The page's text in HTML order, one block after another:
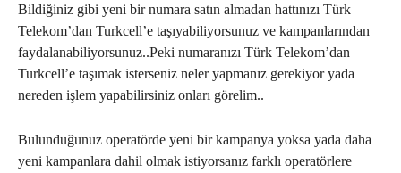
Bildiğiniz gibi yeni bir numara satın almadan hattınızı Türk
Telekom’dan Turkcell’e taşıyabiliyorsunuz ve kampanlarından
faydalanabiliyorsunuz..Peki numaranızı Türk Telekom’dan
Turkcell’e taşımak isterseniz neler yapmanız gerekiyor yada
nereden işlem yapabilirsiniz onları görelim..
Bulunduğunuz operatörde yeni bir kampanya yoksa yada daha
yeni kampanlara dahil olmak istiyorsanız farklı operatörlere